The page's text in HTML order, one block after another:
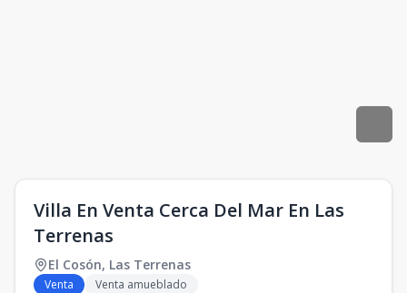
Villa En Venta Cerca Del Mar En Las
Terrenas
El Cosón, Las Terrenas
Venta Venta amueblado